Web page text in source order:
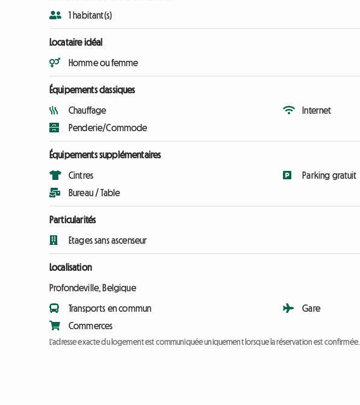
1 habitant(s)
Locataire idéal
Homme ou femme
Équipements classiques
Chauffage
Penderie/Commode
Internet
Équipements supplémentaires
Cintres
Bureau / Table
Parking gratuit
Particularités
Etages sans ascenseur
Localisation
Profondeville, Belgique
Transports en commun
Commerces
Gare
L'adresse exacte du logement est communiquée uniquement lorsque la réservation est confirmée.